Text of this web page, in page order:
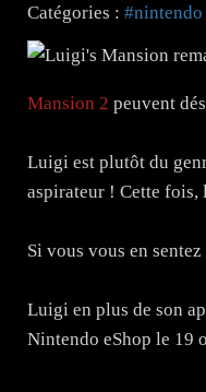
Catégories : #nintendo
Mansion 2 peuvent
Luigi est plutôt du
aspirateur ! Cette fois,
Si vous vous en
Luigi en plus de son
Nintendo eShop le 19